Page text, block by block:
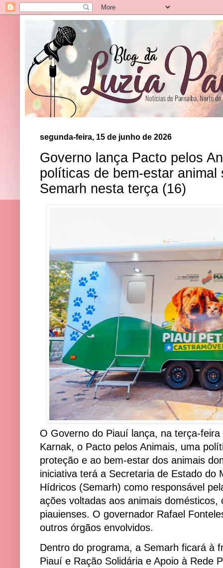
segunda-feira, 15 de junho de 2026
Governo lança Pacto pelos
políticas de bem-estar animal
Semarh nesta terça (16)
O Governo do Piauí lança, na terça-
Karnak, o Pacto pelos Animais, uma
proteção e ao bem-estar dos animais
iniciativa terá a Secretaria de Estado do
Hídricos (Semarh) como responsável
ações voltadas aos animais
piauienses. O governador Rafael
outros órgãos envolvidos.
Dentro do programa, a Semarh ficará à
Piauí e Ração Solidária e Apoio à Rede